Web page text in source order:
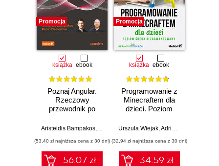
Promocja
książka ebook
Poznaj Angular.
Rzeczowy
przewodnik po
webowych z
frameworku
Angular 15.
Wydanie IV
Aristeidis Bampakos Pablo Deeleman
(53,40 zł najniższa cena z 30 dni)
56.07 zł
Promocja
książka ebook
Programowanie z
Minecraftem dla
dzieci. Poziom
zaawansowany.
Urszula Wiejak, Adrian Wojciechowski
(32,94 zł najniższa cena z 30 dni)
34.59 zł